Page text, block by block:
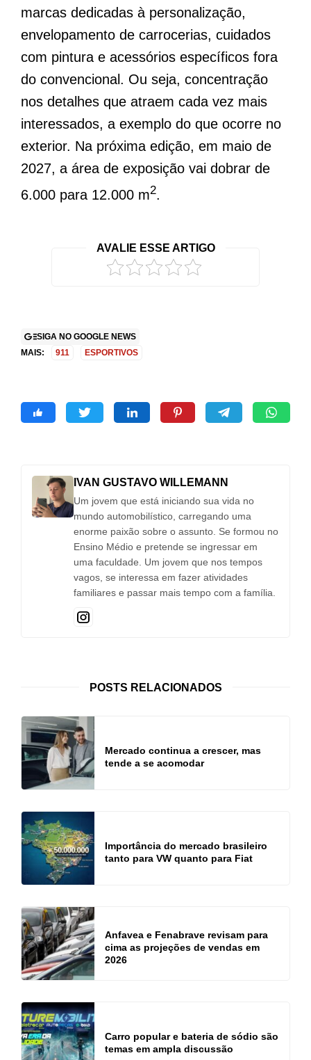
marcas dedicadas à personalização,
envelopamento de carrocerias, cuidados
com pintura e acessórios específicos fora
do convencional. Ou seja, concentração
nos detalhes que atraem cada vez mais
interessados, a exemplo do que ocorre no
exterior. Na próxima edição, em maio de
2027, a área de exposição vai dobrar de
6.000 para 12.000 m2.
AVALIE ESSE ARTIGO
SIGA NO GOOGLE NEWS
MAIS:
911 ESPORTIVOS
IVAN GUSTAVO WILLEMANN
Um jovem que está iniciando sua vida no
mundo automobilístico, carregando uma
enorme paixão sobre o assunto. Se formou no
Ensino Médio e pretende se ingressar em
uma faculdade. Um jovem que nos tempos
vagos, se interessa em fazer atividades
familiares e passar mais tempo com a família.
POSTS RELACIONADOS
Mercado continua a crescer, mas
tende a se acomodar
Importância do mercado brasileiro
tanto para VW quanto para Fiat
Anfavea e Fenabrave revisam para
cima as projeções de vendas em
2026
Carro popular e bateria de sódio são
temas em ampla discussão